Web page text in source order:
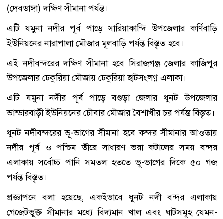
(দেবডাঙ্গা) দক্ষিণ সীমানা পর্যন্ত।
এটি যমুনা নদীর পূর্ব পাড়ে সারিয়াকান্দি উপজেলার কর্ণিবাড়ি
ইউনিয়নের নারাপালা মৌজার মূলবাড়ি পর্যন্ত বিস্তৃত হবে।
এই নদীবন্দরের দক্ষিণ সীমানা হবে সিরাজগঞ্জ জেলার কাজিপুর
উপজেলার ঢেকুরিয়া মৌজায় ঢেকুরিয়া হাটসংলগ্ন এলাকা।
এটি যমুনা নদীর পূর্ব পাড়ে বগুড়া জেলার ধুনট উপজেলার
ভান্ডারবাড়ী ইউনিয়নের চৌবার মৌজার বৈশাখীর চর পর্যন্ত বিস্তৃত।
ধুনট নদীবন্দরের ভূ-ভাগের সীমানা হবে কন্দর সীমানার আওতায়
নদীর পূর্ব ও পশ্চিম তীরে সাধারণ ভরা কটালের সময় বন্দর
এলাকায় সর্বোচ্চ পানি সমতল হততে ভূ-ভাগের দিকে ৫০ গজ
পর্যন্ত বিস্তৃত।
প্রজ্ঞাপনে বলা হয়েছে, একইভাবে ধুনট নদী বন্দর এলাকায়
গেজেটভুক্ত সীমানার মধ্যে বিদ্যমান খাল এবং ঘাটসমূহ যেমন-